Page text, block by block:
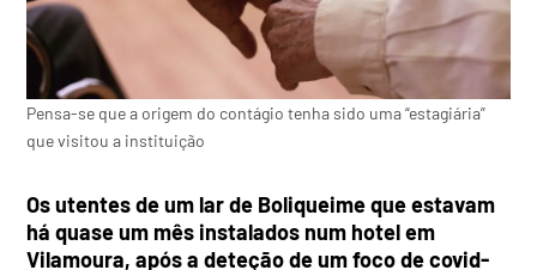
Pensa-se que a origem do contágio tenha sido uma “estagiária”
que visitou a instituição
Os utentes de um lar de Boliqueime que estavam
há quase um mês instalados num hotel em
Vilamoura, após a deteção de um foco de covid-